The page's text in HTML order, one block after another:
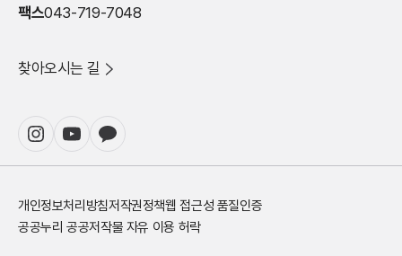
팩스043-719-7048
찾아오시는 길
개인정보처리방침저작권정책웹 접근성 품질인증
공공누리 공공저작물 자유 이용 허락